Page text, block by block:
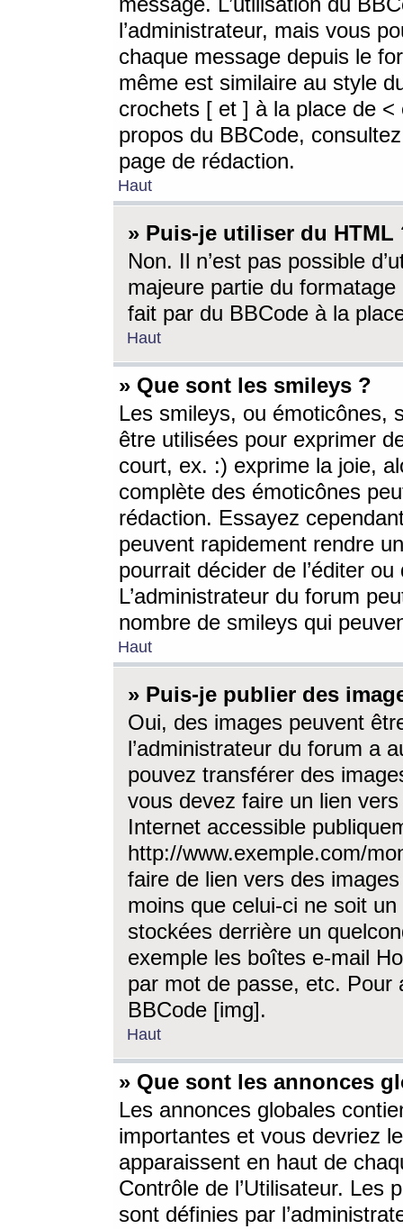
l’administrateur, mais vous
chaque message depuis le
même est similaire au style
crochets [ et ] à la place de <
propos du BBCode,
page de rédaction.
Haut
» Puis-je utiliser du HTML
Non. Il n’est pas possible
majeure partie du
fait par du BBCode à la
Haut
» Que sont les smileys ?
Les smileys, ou émoticônes,
être utilisées pour exprimer
court, ex. :) exprime la joie,
complète des émoticônes
rédaction. Essayez
peuvent rapidement rendre
pourrait décider de l’éditer
L’administrateur du forum
nombre de smileys qui
Haut
» Puis-je publier des
Oui, des images peuvent
l’administrateur du forum a
pouvez transférer des
vous devez faire un lien
Internet accessible
http://www.exemple.com/
faire de lien vers des
moins que celui-ci ne soit
stockées derrière un
exemple les boîtes e-mail
par mot de passe, etc. Pour
BBCode [img].
Haut
» Que sont les annonces
Les annonces globales
importantes et vous devriez
apparaissent en haut de
Contrôle de l’Utilisateur. Les
sont définies par